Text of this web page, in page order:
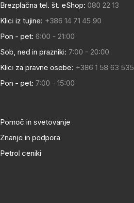
Brezplačna tel. št. eShop: 080 22 13
Klici iz tujine: +386 14 71 45 90
Pon - pet: 6:00 - 21:00
Sob, ned in prazniki: 7:00 - 20:00
Klici za pravne osebe: +386 1 58 63 535
Pon - pet: 7:00 - 15:00
Pomoč in svetovanje
Znanje in podpora
Petrol ceniki